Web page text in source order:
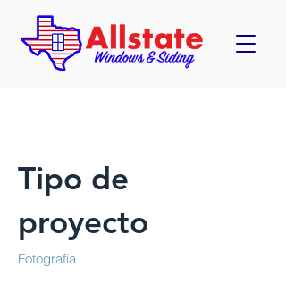
Tipo de
proyecto
Fotografía